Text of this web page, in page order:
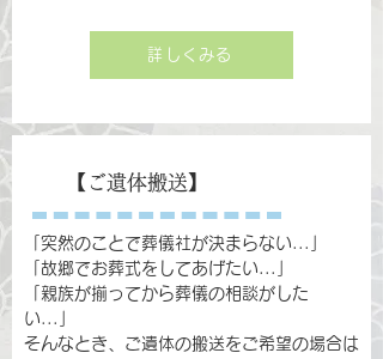
詳しくみる
【ご遺体搬送】
「突然のことで葬儀社が決まらない...」
「故郷でお葬式をしてあげたい...」
「親族が揃ってから葬儀の相談がした
い...」
そんなとき、ご遺体の搬送をご希望の場合は